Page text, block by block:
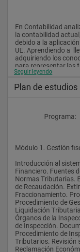
En Contabilidad
la contabilidad
debido a la
UE. Aprendiendo a
adquiriendo los
para representar las
empresa, sino para
prácticos en las
si los cambios son
Analizaremos los
IVA, IRPF e IS,
liquidación de los
útil y práctica ésta
quieran dedicarse a
práctica diaria
sus conocimientos,
En Derecho
Económico y
aquellos aspectos
Seguir leyendo
Plan de estudios
                    Programa:
Módulo 1. Gestión
Introducción al
Financiero. Fuentes
Normas Tributarias.
de Recaudación.
Fraccionamiento.
Procedimiento de
Liquidación
Órganos de la
de Inspección.
Procedimiento de
Tributarios. Revisión
Reclamación